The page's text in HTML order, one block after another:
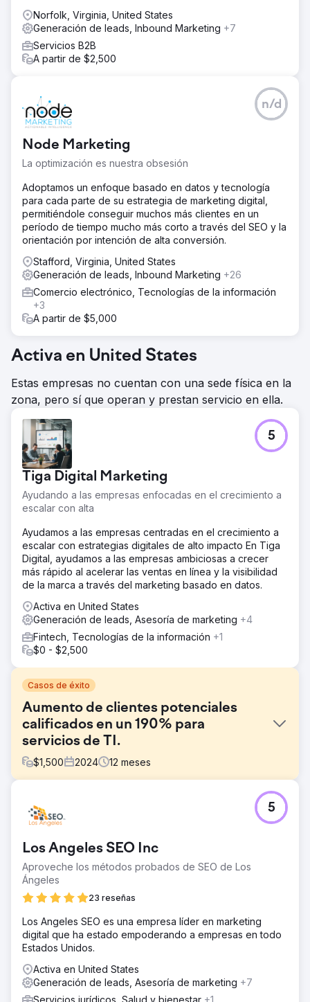
Norfolk, Virginia, United States
Generación de leads, Inbound Marketing +7
Servicios B2B
A partir de $2,500
Node Marketing
La optimización es nuestra obsesión
n/d
Adoptamos un enfoque basado en datos y tecnología
para cada parte de su estrategia de marketing digital,
permitiéndole conseguir muchos más clientes en un
período de tiempo mucho más corto a través del SEO y la
orientación por intención de alta conversión.
Stafford, Virginia, United States
Generación de leads, Inbound Marketing +26
Comercio electrónico, Tecnologías de la información
+3
A partir de $5,000
Activa en United States
Estas empresas no cuentan con una sede física en la
zona, pero sí que operan y prestan servicio en ella.
Tiga Digital Marketing
Ayudando a las empresas enfocadas en el crecimiento a
escalar con alta
5
Ayudamos a las empresas centradas en el crecimiento a
escalar con estrategias digitales de alto impacto En Tiga
Digital, ayudamos a las empresas ambiciosas a crecer
más rápido al acelerar las ventas en línea y la visibilidad
de la marca a través del marketing basado en datos.
Activa en United States
Generación de leads, Asesoría de marketing +4
Fintech, Tecnologías de la información +1
$0 - $2,500
Casos de éxito
Aumento de clientes potenciales
calificados en un 190% para
servicios de TI.
$1,500 2024 12 meses
La empresa ofrecía servicios de certificación Cyber
Essentials y Cyber Essentials Plus, pero tenía poca
reflejaba la confianza ni la autoridad necesarias para
convertir clientes potenciales en el sector de la
ciberseguridad. A pesar de ofrecer un servicio
competitivo, no posicionaban en términos de búsqueda
clave como "Certificación Cyber Essentials en el Reino
Unido" o "Costo de Cyber Essentials Plus". Necesitaban
un relanzamiento completo de su sitio web, con el apoyo
de SEO, para generar credibilidad y generar clientes
potenciales cualificados.
La solución
Realizamos un relanzamiento estratégico y una campaña
Los Angeles SEO Inc
Aproveche los métodos probados de SEO de Los
Ángeles
23 reseñas
5
Los Angeles SEO es una empresa líder en marketing
digital que ha estado empoderando a empresas en todo
Estados Unidos.
Activa en United States
Generación de leads, Asesoría de marketing +7
Servicios jurídicos, Salud y bienestar +1